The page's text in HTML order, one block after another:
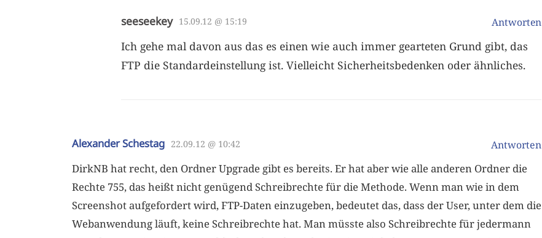
seeseekey Antworten
15.09.12 @ 15:19
Ich gehe mal davon aus das es einen wie auch immer gearteten Grund gibt, das
FTP die Standardeinstellung ist. Vielleicht Sicherheitsbedenken oder ähnliches.
Alexander Schestag Antworten
22.09.12 @ 10:42
DirkNB hat recht, den Ordner Upgrade gibt es bereits. Er hat aber wie alle anderen Ordner die
Rechte 755, das heißt nicht genügend Schreibrechte für die Methode. Wenn man wie in dem
Screenshot aufgefordert wird, FTP-Daten einzugeben, bedeutet das, dass der User, unter dem die
Webanwendung läuft, keine Schreibrechte hat. Man müsste also Schreibrechte für jedermann